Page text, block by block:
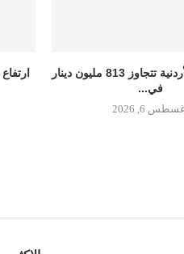
أرباح البنوك الأردنية تتجاوز 813 مليون دينار
في...
6, 2026